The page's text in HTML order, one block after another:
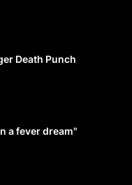
Death Punch
a fever dream"